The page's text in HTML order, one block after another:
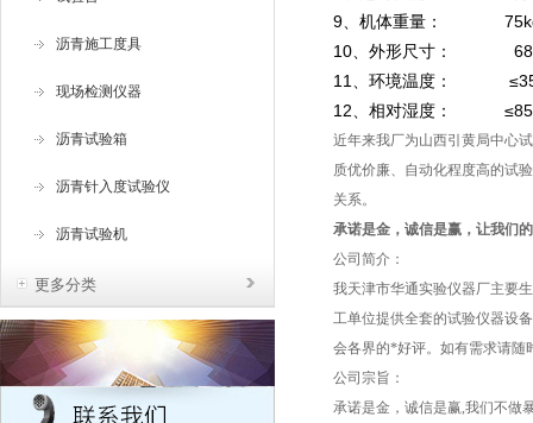
沥青施工度具
现场检测仪器
沥青试验箱
沥青针入度试验仪
沥青试验机
更多分类
9、机体重量：
10、外形尺寸：
11、环境温度：
12、相对湿度：
近年来我厂为山西引黄局中心
质优价廉、自动化程度高的试
关系。
承诺是金，诚信是赢，让我们
公司简介：
我天津市华通实验仪器厂主要
工单位提供全套的试验仪器设
会各界的*好评。如有需求请随
公司宗旨：
承诺是金，诚信是赢,我们不做